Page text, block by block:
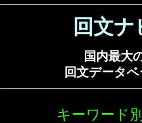
回文ナ
国内最大
回文データベ
キーワード